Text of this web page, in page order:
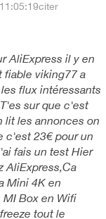
citer
AliExpress il y en
fiable viking77 a
flux intéressants
sur que c'est
lit les annonces on
c'est 23€ pour un
fais un test Hier
AliExpress,Ca
Mini 4K en
MI Box en Wifi
tout le